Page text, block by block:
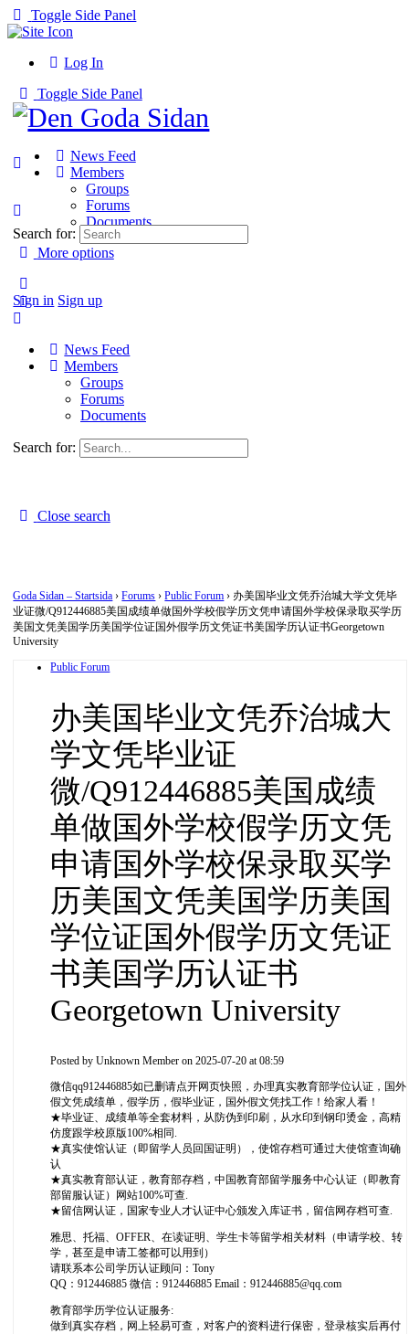
Toggle Side Panel
Log In
Toggle Side Panel
News Feed
Members
Groups
Forums
Documents
More options
Sign in Sign up
Search for:
News Feed
Members
Groups
Forums
Documents
Search for:
Close search
Goda Sidan – Startsida › Forums › Public Forum › 办美国毕业文凭乔治城大学文凭毕
业证微/Q912446885美国成绩单做国外学校假学历文凭申请国外学校保录取买学历
美国文凭美国学历美国学位证国外假学历文凭证书美国学历认证书Georgetown
University
Public Forum
办美国毕业文凭乔治城大
学文凭毕业证
微/Q912446885美国成绩
单做国外学校假学历文凭
申请国外学校保录取买学
历美国文凭美国学历美国
学位证国外假学历文凭证
书美国学历认证书
Georgetown University
Posted byUnknown Member on 2025-07-20 at 08:59
微信qq912446885如已删请点开网页快照，办理真实教育部学位认证，国外
假文凭成绩单，假学历，假毕业证，国外假文凭找工作！给家人看！
★毕业证、成绩单等全套材料，从防伪到印刷，从水印到钢印烫金，高精
仿度跟学校原版100%相同.
★真实使馆认证（即留学人员回国证明），使馆存档可通过大使馆查询确
认
★真实教育部认证，教育部存档，中国教育部留学服务中心认证（即教育
部留服认证）网站100%可查.
★留信网认证，国家专业人才认证中心颁发入库证书，留信网存档可查.
雅思、托福、OFFER、在读证明、学生卡等留学相关材料（申请学校、转
学，甚至是申请工签都可以用到）
请联系本公司学历认证顾问：Tony
QQ：912446885 微信：912446885 Email：912446885@qq.com
教育部学历学位认证服务:
做到真实存档，网上轻易可查，对客户的资料进行保密，登录核实后再付